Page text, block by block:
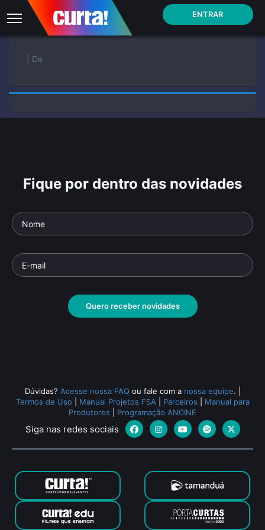
ENTRAR
| De
Fique por dentro das novidades
Quero receber novidades
Dúvidas? Acesse nossa FAQ ou fale com a nossa equipe.
Termos de Uso
Manual Projetos FSA Parceiros
Manual para
Produtores
Programação ANCINE
Siga nas redes sociais